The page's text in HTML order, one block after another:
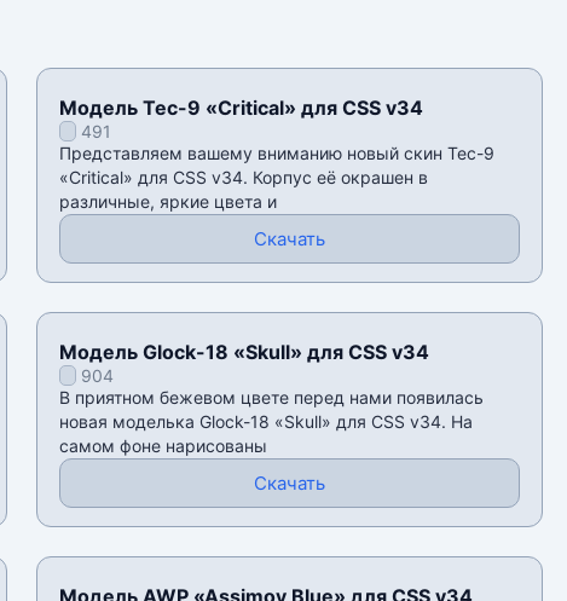
Модель Tec-9 «Critical» для CSS v34
491
Представляем вашему вниманию новый скин Tec-9
«Critical» для CSS v34. Корпус её окрашен в
различные, яркие цвета и
Скачать
Модель Glock-18 «Skull» для CSS v34
904
В приятном бежевом цвете перед нами появилась
новая моделька Glock-18 «Skull» для CSS v34. На
самом фоне нарисованы
Скачать